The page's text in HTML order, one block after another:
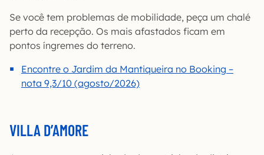
Se você tem problemas de mobilidade, peça um chalé
perto da recepção. Os mais afastados ficam em
pontos íngremes do terreno.
Encontre o Jardim da Mantiqueira no Booking –
nota 9,3/10 (agosto/2026)
VILLA D’AMORE